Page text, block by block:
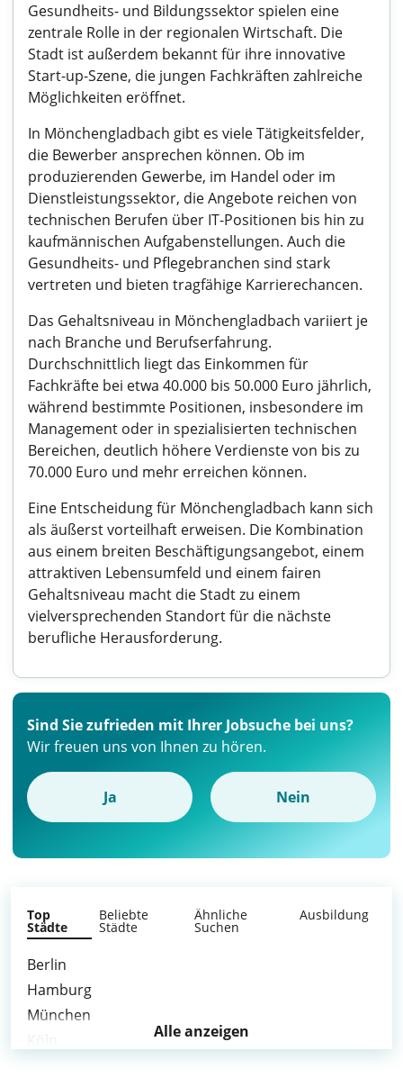
Gesundheits- und Bildungssektor spielen eine
zentrale Rolle in der regionalen Wirtschaft. Die
Stadt ist außerdem bekannt für ihre innovative
Start-up-Szene, die jungen Fachkräften zahlreiche
Möglichkeiten eröffnet.
In Mönchengladbach gibt es viele Tätigkeitsfelder,
die Bewerber ansprechen können. Ob im
produzierenden Gewerbe, im Handel oder im
Dienstleistungssektor, die Angebote reichen von
technischen Berufen über IT-Positionen bis hin zu
kaufmännischen Aufgabenstellungen. Auch die
Gesundheits- und Pflegebranchen sind stark
vertreten und bieten tragfähige Karrierechancen.
Das Gehaltsniveau in Mönchengladbach variiert je
nach Branche und Berufserfahrung.
Durchschnittlich liegt das Einkommen für
Fachkräfte bei etwa 40.000 bis 50.000 Euro jährlich,
während bestimmte Positionen, insbesondere im
Management oder in spezialisierten technischen
Bereichen, deutlich höhere Verdienste von bis zu
70.000 Euro und mehr erreichen können.
Eine Entscheidung für Mönchengladbach kann sich
als äußerst vorteilhaft erweisen. Die Kombination
aus einem breiten Beschäftigungsangebot, einem
attraktiven Lebensumfeld und einem fairen
Gehaltsniveau macht die Stadt zu einem
vielversprechenden Standort für die nächste
berufliche Herausforderung.
Sind Sie zufrieden mit Ihrer Jobsuche bei uns?
Wir freuen uns von Ihnen zu hören.
Ja Nein
Top
Städte
Beliebte
Städte
Ähnliche
Suchen
Ausbildung
Berlin
Hamburg
München
Alle anzeigen